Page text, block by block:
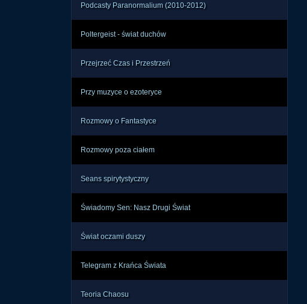
Podcasty Paranormalium (2010-2012)
Poltergeist - świat duchów
Przejrzeć Czas i Przestrzeń
Przy muzyce o ezoteryce
Rozmowy o Fantastyce
Rozmowy poza ciałem
Seans spirytystyczny
Świadomy Sen: Nasz Drugi Świat
Świat oczami duszy
Telegram z Krańca Świata
Teoria Chaosu